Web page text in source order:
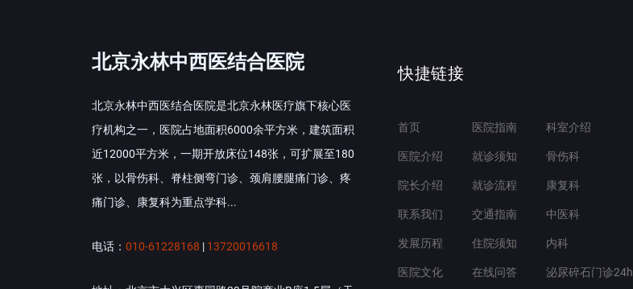
北京永林中西医结合医院
北京永林中西医结合医院是北京永林医疗旗下核心医
疗机构之一，医院占地面积6000余平方米，建筑面积
近12000平方米，一期开放床位148张，可扩展至180
张，以骨伤科、脊柱侧弯门诊、颈肩腰腿痛门诊、疼
痛门诊、康复科为重点学科...
电话： 010-61228168 | 13720016618
快捷链接
首页
医院介绍
院长介绍
联系我们
发展历程
医院文化
医院指南
就诊须知
就诊流程
交通指南
住院须知
在线问答
科室介绍
骨伤科
康复科
中医科
内科
泌尿碎石门诊24h